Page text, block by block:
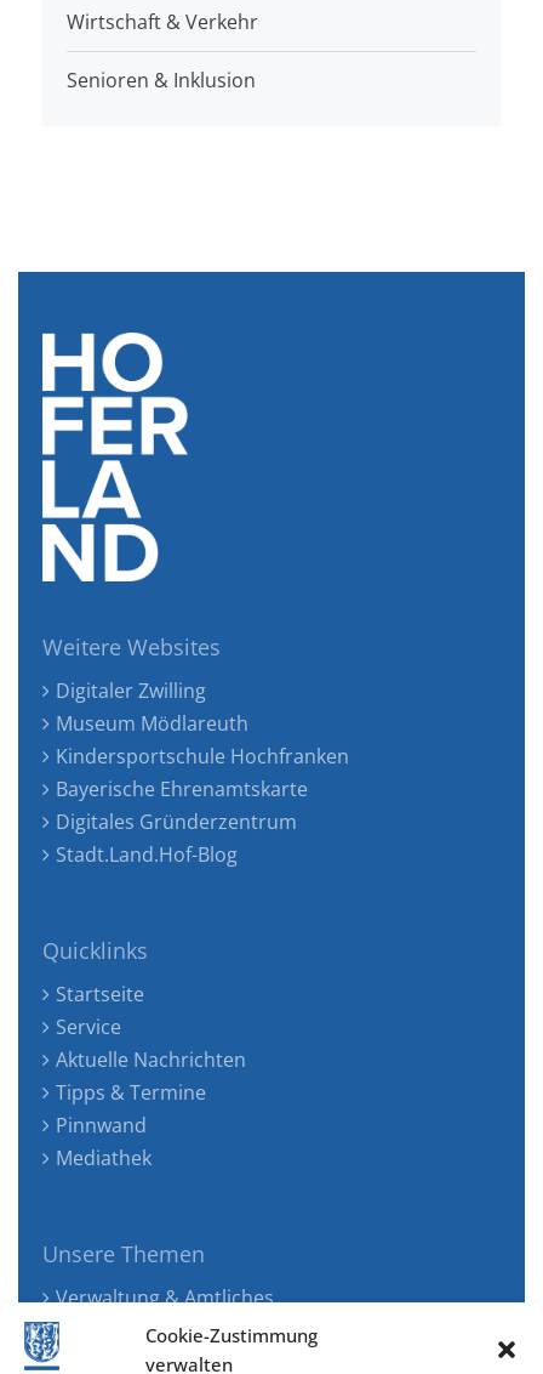
Cookie-Zustimmung
verwalten
Wirtschaft & Verkehr
Senioren & Inklusion
Weitere Websites
Digitaler Zwilling
Museum Mödlareuth
Kindersportschule Hochfranken
Bayerische Ehrenamtskarte
Digitales Gründerzentrum
Stadt.Land.Hof-Blog
Quicklinks
Startseite
Service
Aktuelle Nachrichten
Tipps & Termine
Pinnwand
Mediathek
Unsere Themen
Verwaltung & Amtliches
Jugend, Familie & Gesundheit
Tourismus, Freizeit & Ökologie